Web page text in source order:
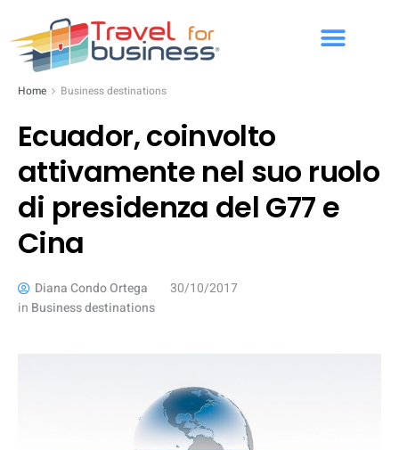
Home Business destinations
Ecuador, coinvolto
attivamente nel suo ruolo
di presidenza del G77 e
Cina
Diana Condo Ortega
30/10/2017
in Business destinations